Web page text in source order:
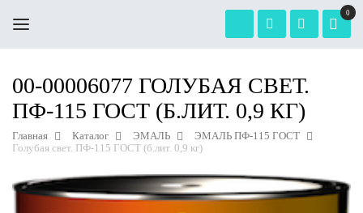
0
00-00006077 ГОЛУБАЯ СВЕТ.
ПФ-115 ГОСТ (Б.ЛИТ. 0,9 КГ)
Главная Каталог ЭМАЛЬ
ЭМАЛЬ ПФ-115 ГОСТ
Голубая свет. ПФ-115 ГОСТ (б.лит. 0,9 кг)